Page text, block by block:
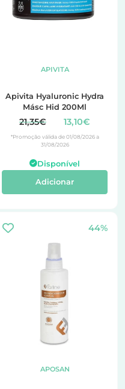
APIVITA
Apivita Hyaluronic Hydra
Másc Hid 200Ml
21,35€ 13,10€
*Promoção válida de 01/08/2026 a
31/08/2026
Disponível
Adicionar
44%
APOSAN